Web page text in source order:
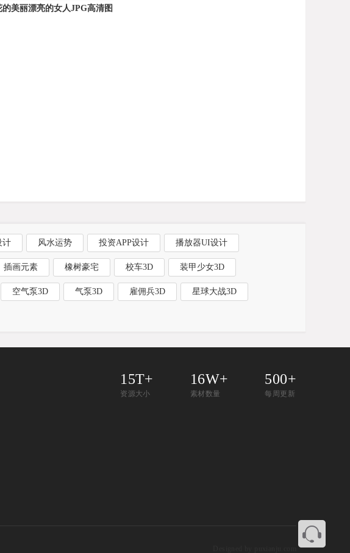
的美丽漂亮的女人JPG高清图
计 风水运势 投资APP设计 播放器UI设计
插画元素 橡树豪宅 校车3D 装甲少女3D
空气泵3D 气泵3D 雇佣兵3D 星球大战3D
15T+
资源大小
16W+
素材数量
500+
每周更新